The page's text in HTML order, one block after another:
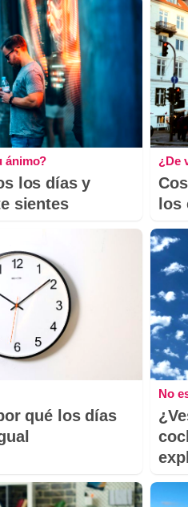
ánimo?
los días y
sientes
¿De
los
qué los días
No